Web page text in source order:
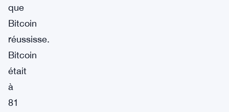
que
Bitcoin
réussisse.
Bitcoin
était
à
81